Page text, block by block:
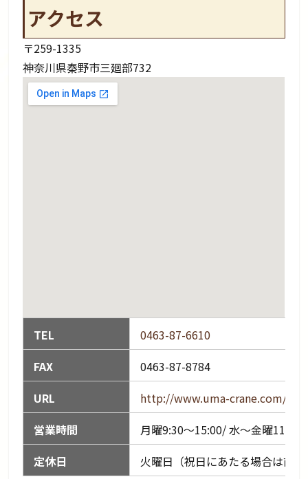
アクセス
〒259-1335
神奈川県秦野市三廻部732
TEL
0463-87-6610
FAX
0463-87-8784
URL
http://www.uma-crane.com/
営業時間
月曜9:30〜15:00/ 水〜金曜11:00
定休日
火曜日（祝日にあたる場合は前